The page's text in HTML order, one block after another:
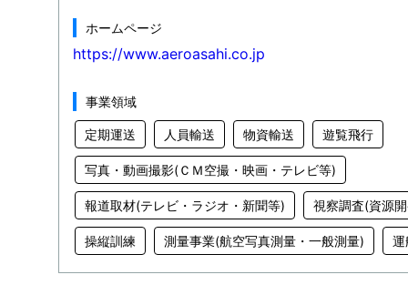
ホームページ
https://www.aeroasahi.co.jp
事業領域
定期運送 人員輸送 物資輸送 遊覧飛行
写真・動画撮影(ＣＭ空撮・映画・テレビ等)
報道取材(テレビ・ラジオ・新聞等) 視察調査(資源
操縦訓練 測量事業(航空写真測量・一般測量) 運